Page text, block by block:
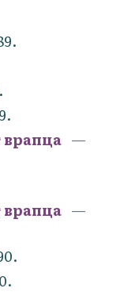
врапца
врапца